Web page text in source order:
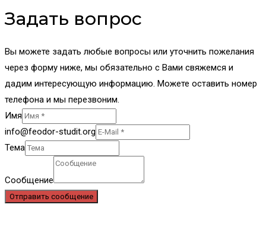
Задать вопрос
Вы можете задать любые вопросы или уточнить пожелания
через форму ниже, мы обязательно с Вами свяжемся и
дадим интересующую информацию. Можете оставить номер
телефона и мы перезвоним.
Имя
info@feodor-studit.org
Тема
Сообщение
Отправить сообщение